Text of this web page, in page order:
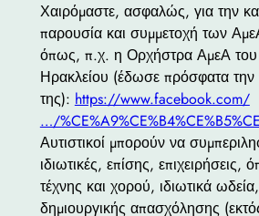
Χαιρόμαστε, ασφαλώς, για την
παρουσία και συμμετοχή των
όπως, π.χ. η Ορχήστρα ΑμεΑ του
Ηρακλείου (έδωσε πρόσφατα
της): https://www.facebook.com/
…/
Αυτιστικοί μπορούν να
ιδιωτικές, επίσης,
τέχνης και χορού, ιδιωτικά
δημιουργικής απασχόλησης